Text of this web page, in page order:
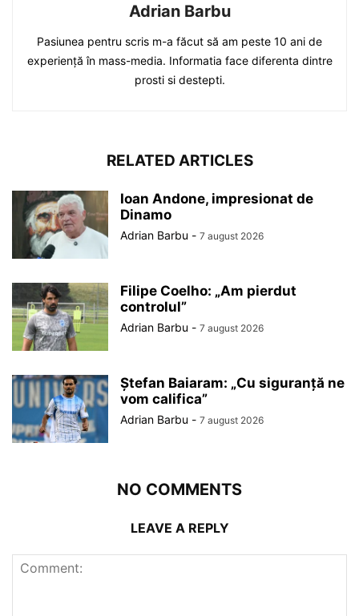
Adrian Barbu
Pasiunea pentru scris m-a făcut să am peste 10 ani de
experiență în mass-media. Informatia face diferenta dintre
prosti si destepti.
RELATED ARTICLES
Ioan Andone, impresionat de
Dinamo
Adrian Barbu - 7 august 2026
Filipe Coelho: „Am pierdut
controlul”
Adrian Barbu - 7 august 2026
Ștefan Baiaram: „Cu siguranță ne
vom califica”
Adrian Barbu - 7 august 2026
NO COMMENTS
LEAVE A REPLY